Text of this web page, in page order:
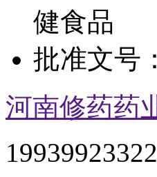
健食品
批准文号：
河南修药药
19939923322